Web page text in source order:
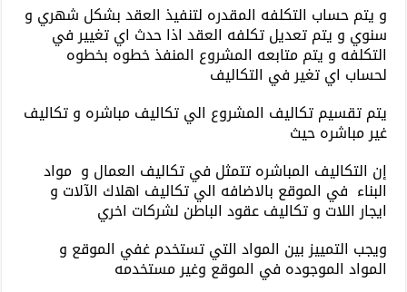
و يتم حساب التكلفه المقدره لتنفيذ العقد بشكل شهري و
سنوي و يتم تعديل تكلفه العقد اذا حدث اي تغيير في
التكلفه و يتم متابعه المشروع المنفذ خطوه بخطوه
لحساب اي تغير في التكاليف
يتم تقسيم تكاليف المشروع الي تكاليف مباشره و تكاليف
غير مباشره حيث
إن التكاليف المباشره تتمثل في تكاليف العمال و مواد
البناء في الموقع بالاضافه الي تكاليف اهلاك الآلات و
ايجار اللات و تكاليف عقود الباطن لشركات اخري
ويجب التمييز بين المواد التي تستخدم غفي الموقع و
المواد الموجوده في الموقع وغير مستخدمه